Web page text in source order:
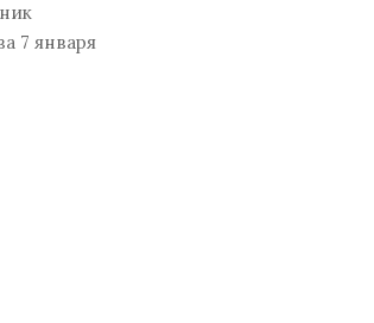
7 января